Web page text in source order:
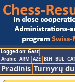
Logged on: Gast
Arabic ARM AZE BIH BUL CAT
Pradinis Turnyrų